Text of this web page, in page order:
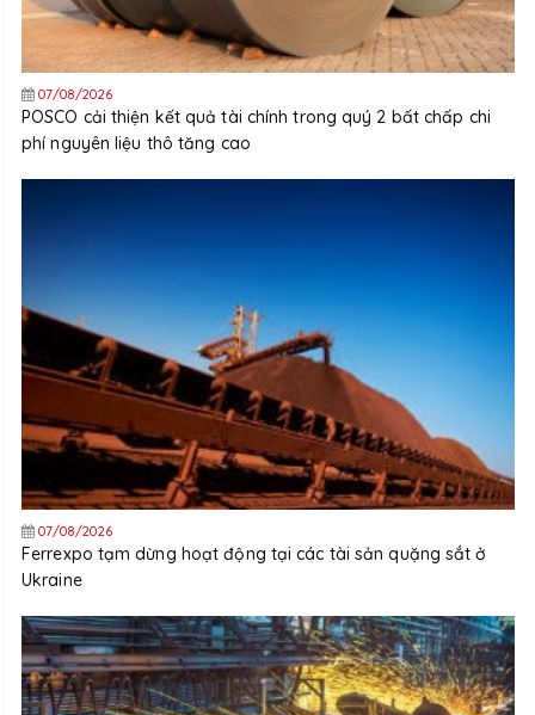
07/08/2026
POSCO cải thiện kết quả tài chính trong quý 2 bất chấp chi
phí nguyên liệu thô tăng cao
07/08/2026
Ferrexpo tạm dừng hoạt động tại các tài sản quặng sắt ở
Ukraine